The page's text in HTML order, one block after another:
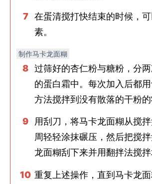
在蛋清搅打快结束的时候，
素。
制作马卡龙面糊
过筛好的杏仁粉与糖粉，分
的蛋白霜中。每次加入后都
方法搅拌到没有散落的干粉的
用刮刀，将马卡龙面糊从搅
周轻轻涂抹碾压，然后把搅
龙面糊刮下来并用翻拌法搅拌
重复上述操作，直到马卡龙